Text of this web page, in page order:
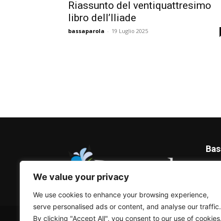
We value your privacy
We use cookies to enhance your browsing experience,
serve personalised ads or content, and analyse our traffic.
By clicking "Accept All", you consent to our use of cookies.
Riassunto del ventiquattresimo
libro dell’Iliade
bassaparola - 19 Luglio 2025
© Bassaparola.it 2015-2025